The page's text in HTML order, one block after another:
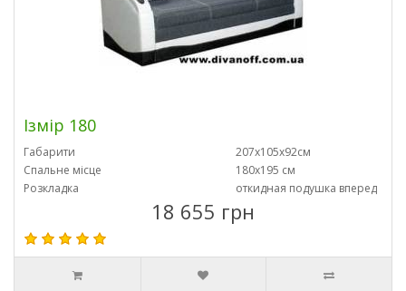
Ізмір 180
Габарити
207х105х92см
Спальне місце
180х195 см
Розкладка
откидная подушка вперед
18 655 грн